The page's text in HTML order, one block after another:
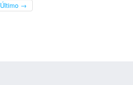
Último →